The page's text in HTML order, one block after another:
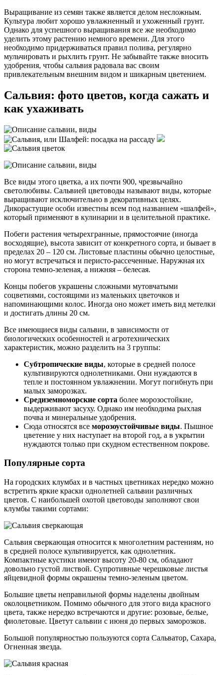
Выращивание из семян также является делом несложным.
Культура любит хорошо увлажненный и ухоженный грунт.
Однако для успешного выращивания все же необходимо
уделить этому растению немного времени. Для этого
необходимо придерживаться правил полива, регулярно
мульчировать и рыхлить грунт. Не забывайте также вносить
удобрения, чтобы сальвия радовала вас своим
привлекательным внешним видом и шикарным цветением.
Сальвия: фото цветов, когда сажать и
как ухаживать
Все виды этого цветка, а их почти 900, чрезвычайно
светолюбивы. Сальвией цветоводы называют виды, которые
выращивают исключительно в декоративных целях.
Дикорастущие особи известны всем под названием «шалфей»,
который применяют в кулинарии и в целительной практике.
Побеги растения четырехгранные, прямостоячие (иногда
восходящие), высота зависит от конкретного сорта, и бывает в
пределах 20 – 120 см. Листовые пластины обычно целостные,
но могут встречаться и перисто-рассеченные. Наружная их
сторона темно-зеленая, а нижняя – белесая.
Концы побегов украшены сложными мутовчатыми
соцветиями, состоящими из маленьких цветочков и
напоминающими колос. Иногда оно может иметь вид метелки
и достигать длины 20 см.
Все имеющиеся виды сальвии, в зависимости от
биологических особенностей и агротехнических
характеристик, можно разделить на 3 группы:
Субтропические виды, которые в средней полосе
культивируются однолетниками. Они нуждаются в
тепле и постоянном увлажнении. Могут погибнуть при
малых заморозках.
Средиземноморские сорта более морозостойкие,
выдерживают засуху. Однако им необходима рыхлая
почва и минеральные удобрения.
Сюда относятся все морозоустойчивые виды. Пышное
цветение у них наступает на второй год, а в укрытии
нуждаются только при скудном естественном покрове.
Популярные сорта
На городских клумбах и в частных цветниках нередко можно
встретить яркие краски однолетней сальвии различных
цветов. С наибольшей охотой цветоводы заполняют свои
клумбы такими сортами:
Сальвия сверкающая относится к многолетним растениям, но
в средней полосе культивируется, как однолетник.
Компактные кустики имеют высоту 20-80 см, обладают
довольно густой листвой. Супротивные черешковые листья
яйцевидной формы окрашены темно-зеленым цветом.
Большие цветы неправильной формы наделены двойным
околоцветником. Помимо обычного для этого вида красного
цвета, также нередко встречаются и другие: розовые, белые,
фиолетовые. Цветут сальвии с июня до первых заморозков.
Большой популярностью пользуются сорта Сальватор, Сахара,
Огненная звезда.